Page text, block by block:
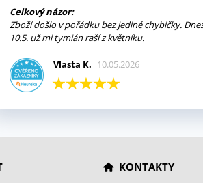
Celkový názor:
Zboží došlo v pořádku bez jediné chybičky.
10.5. už mi tymián raší z květníku.
Vlasta K. 10.05.2026
KONTAKTY